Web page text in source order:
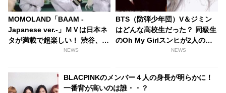
MOMOLAND「BAAM -
Japanese ver.-」ＭＶは日本ネ
タが満載で超楽しい！ 渋谷、セ
ーラー服、たこ焼き屋まで登
NEWS
BTS（防弾少年団）V＆ジミン
はどんな高校生だった？ 同級生
のOh My Girlスンヒが2人の過
NEWS
BLACPINKのメンバー４人の身長が明らかに！
一番背が高いのは誰・・？